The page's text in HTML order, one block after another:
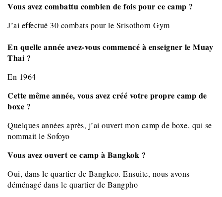
Vous avez combattu combien de fois pour ce camp ?
J’ai effectué 30 combats pour le Srisothorn Gym
En quelle année avez-vous commencé à enseigner le Muay
Thai ?
En 1964
Cette même année, vous avez créé votre propre camp de
boxe ?
Quelques années après, j’ai ouvert mon camp de boxe, qui se
nommait le Sofoyo
Vous avez ouvert ce camp à Bangkok ?
Oui, dans le quartier de Bangkeo. Ensuite, nous avons
déménagé dans le quartier de Bangpho